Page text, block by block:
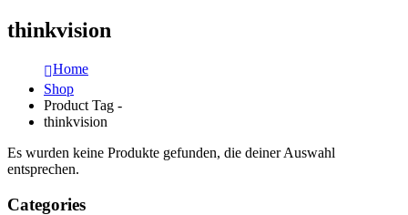
thinkvision
Home
Shop
Product Tag -
thinkvision
Es wurden keine Produkte gefunden, die deiner Auswahl
entsprechen.
Categories